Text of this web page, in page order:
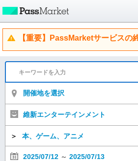
【重要】PassMarketサービスの
開催地を選択
維新エンターテインメント
＞ 本、ゲーム、アニメ
2025/07/12 ～ 2025/07/13